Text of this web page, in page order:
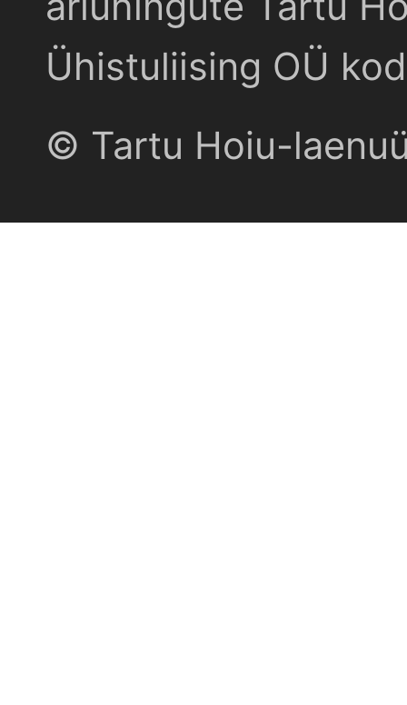
Ühistuliising OÜ
© Tartu Hoiu-